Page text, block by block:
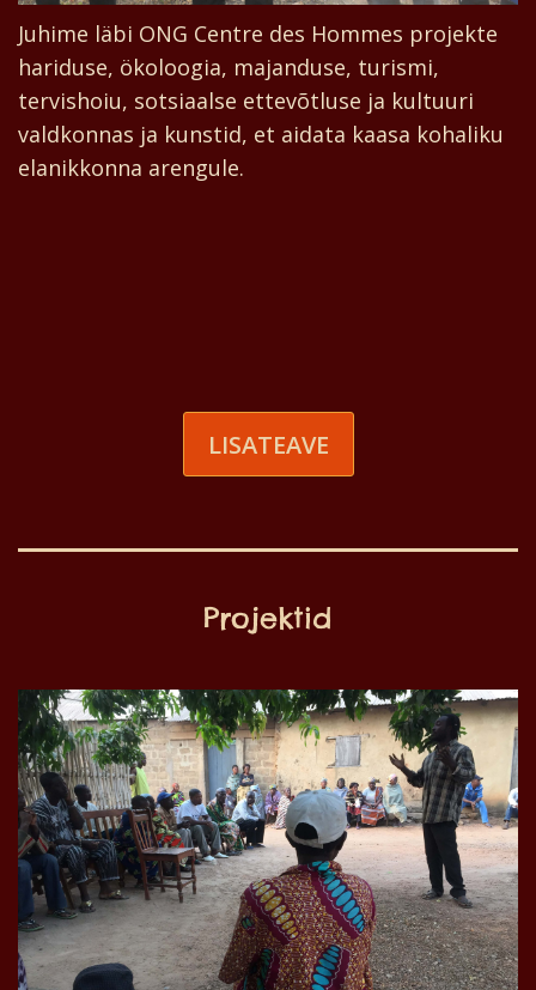
Juhime läbi ONG Centre des Hommes projekte
hariduse, ökoloogia, majanduse, turismi,
tervishoiu, sotsiaalse ettevõtluse ja kultuuri
valdkonnas ja kunstid, et aidata kaasa kohaliku
elanikkonna arengule.
LISATEAVE
Projektid